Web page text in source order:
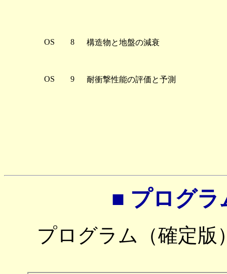
OS 8 構造物と地盤の減衰
OS 9 耐衝撃性能の評価と予測
■ プログ
プログラム（確定版